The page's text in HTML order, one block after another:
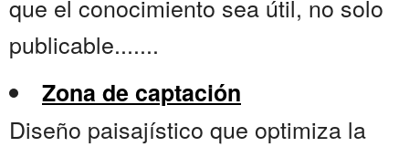
que el conocimiento sea útil, no solo
publicable.......
Zona de captación
Diseño paisajístico que optimiza la